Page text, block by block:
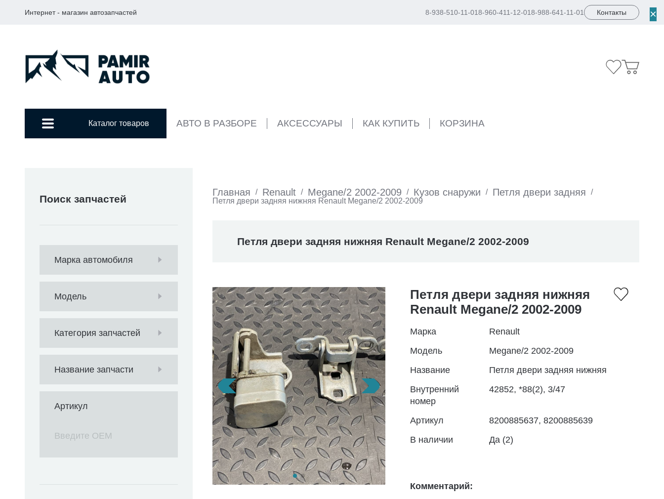
Интернет - магазин автозапчастей 8-938-510-11-018-960-411-12-018-988-641-11-01 Контакты
Каталог товаров АВТО В РАЗБОРЕ АКСЕССУАРЫ КАК КУПИТЬ КОРЗИНА
×
Поиск запчастей
Марка автомобиля
Модель
Категория запчастей
Название запчасти
Артикул
Главная / Renault / Megane/2 2002-2009 / Кузов снаружи / Петля двери задняя
/
Петля двери задняя нижняя Renault Megane/2 2002-2009
Петля двери задняя нижняя Renault Megane/2 2002-2009
Петля двери задняя нижняя
Renault Megane/2 2002-2009
Марка
Renault
Модель
Megane/2 2002-2009
Название
Петля двери задняя нижняя
Внутренний
номер
42852, *88(2), 3/47
Артикул
8200885637, 8200885639
В наличии
Да (2)
Комментарий: